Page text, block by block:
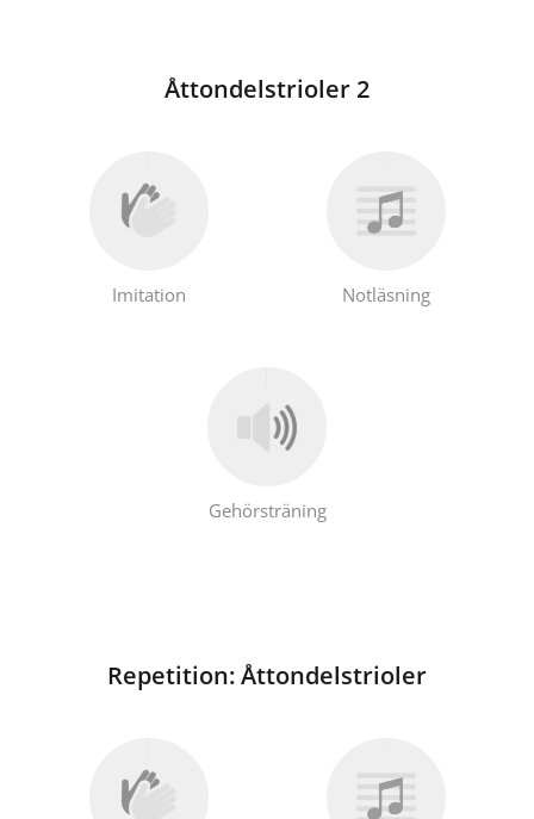
Åttondelstrioler 2
Imitation Notläsning
Gehörsträning
Repetition: Åttondelstrioler